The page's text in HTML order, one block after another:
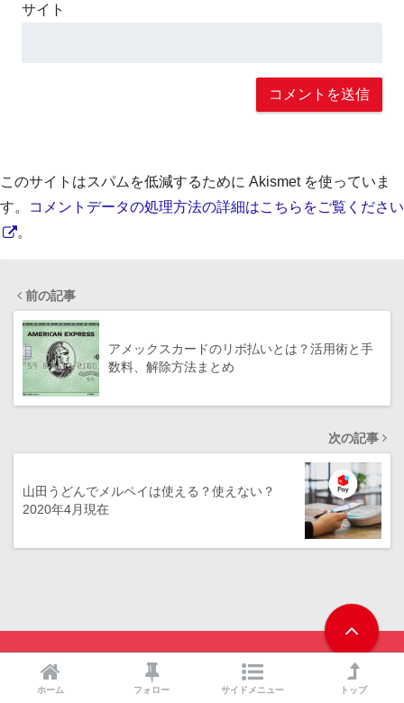
サイト
このサイトはスパムを低減するために Akismet を使っていま
す。
コメントデータの処理方法の詳細はこちらをご覧ください
。
前の記事
アメックスカードのリボ払いとは？活用術と手
数料、解除方法まとめ
次の記事
山田うどんでメルペイは使える？使えない？
2020年4月現在
おすすめのQRコード決済
ホーム フォロー サイドメニュー トップ